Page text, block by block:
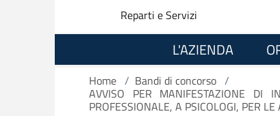
Reparti e Servizi
L'AZIENDA
Home / Bandi di concorso /
AVVISO PER MANIFESTAZIONE DI
PROFESSIONALE, A PSICOLOGI, PER